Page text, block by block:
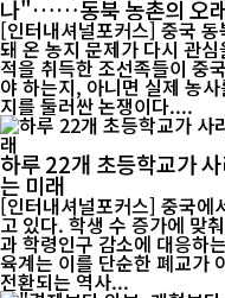
나"……동북 농촌의 오
[인터내셔널포커스] 중국
돼 온 농지 문제가 다시 관
적을 취득한 조선족들이 중
야 하는지, 아니면 실제 농
지를 둘러싼 논쟁이다....
하루 22개 초등학교가
는 미래
[인터내셔널포커스] 중국에
고 있다. 학생 수 증가에 맞
과 학령인구 감소에 대응하
육계는 이를 단순한 폐교가
전환되는 역사...